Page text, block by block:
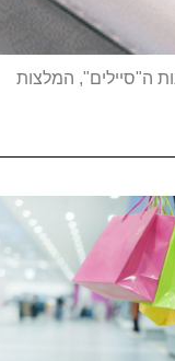
ה"סיילים", המלצות